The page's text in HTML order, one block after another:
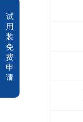
试
用
装
免
费
申
请